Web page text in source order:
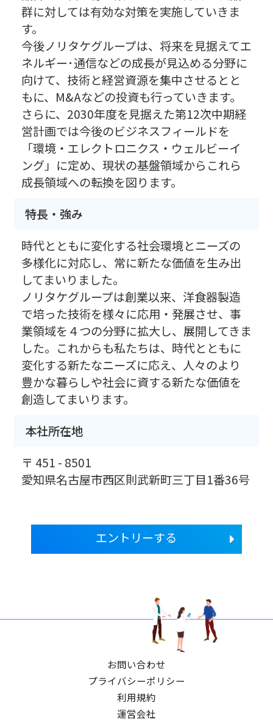
群に対しては有効な対策を実施していきま
す。
今後ノリタケグループは、将来を見据えてエ
ネルギー･通信などの成長が見込める分野に
向けて、技術と経営資源を集中させるとと
もに、M&Aなどの投資も行っていきます。
さらに、2030年度を見据えた第12次中期経
営計画では今後のビジネスフィールドを
「環境・エレクトロニクス・ウェルビーイ
ング」に定め、現状の基盤領域からこれら
成長領域への転換を図ります。
特長・強み
時代とともに変化する社会環境とニーズの
多様化に対応し、常に新たな価値を生み出
してまいりました。
ノリタケグループは創業以来、洋食器製造
で培った技術を様々に応用・発展させ、事
業領域を４つの分野に拡大し、展開してきま
した。これからも私たちは、時代とともに
変化する新たなニーズに応え、人々のより
豊かな暮らしや社会に資する新たな価値を
創造してまいります。
本社所在地
〒 451 - 8501
愛知県名古屋市西区則武新町三丁目1番36号
エントリーする
お問い合わせ
プライバシーポリシー
利用規約
運営会社